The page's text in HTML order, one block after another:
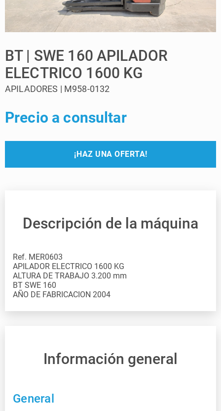
BT | SWE 160 APILADOR
ELECTRICO 1600 KG
APILADORES | M958-0132
Precio a consultar
¡HAZ UNA OFERTA!
Descripción de la máquina
Ref. MER0603
APILADOR ELECTRICO 1600 KG
ALTURA DE TRABAJO 3.200 mm
BT SWE 160
AÑO DE FABRICACION 2004
Información general
General